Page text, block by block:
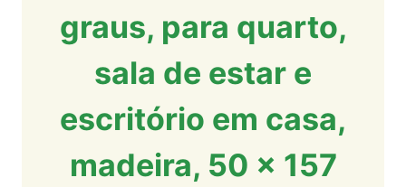
graus, para quarto,
sala de estar e
escritório em casa,
madeira, 50 x 157